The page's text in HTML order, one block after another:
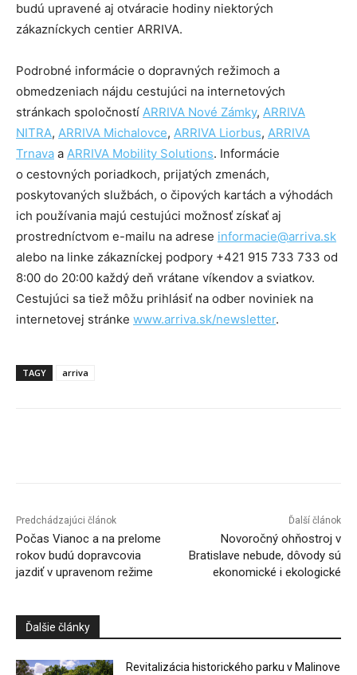
budú upravené aj otváracie hodiny niektorých
zákazníckych centier ARRIVA.
Podrobné informácie o dopravných režimoch a
obmedzeniach nájdu cestujúci na internetových
stránkach spoločností ARRIVA Nové Zámky, ARRIVA
NITRA, ARRIVA Michalovce, ARRIVA Liorbus, ARRIVA
Trnava a ARRIVA Mobility Solutions. Informácie
o cestovných poriadkoch, prijatých zmenách,
poskytovaných službách, o čipových kartách a výhodách
ich používania majú cestujúci možnosť získať aj
prostredníctvom e-mailu na adrese informacie@arriva.sk
alebo na linke zákazníckej podpory +421 915 733 733 od
8:00 do 20:00 každý deň vrátane víkendov a sviatkov.
Cestujúci sa tiež môžu prihlásiť na odber noviniek na
internetovej stránke www.arriva.sk/newsletter.
TAGY arriva
Predchádzajúci článok
Počas Vianoc a na prelome
rokov budú dopravcovia
jazdiť v upravenom režime
Ďalší článok
Novoročný ohňostroj v
Bratislave nebude, dôvody sú
ekonomické i ekologické
Ďalšie články
Revitalizácia historického parku v Malinove